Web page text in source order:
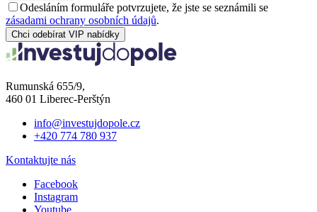
Odesláním formuláře potvrzujete, že jste se seznámili se
zásadami ochrany osobních údajů.
Chci odebírat VIP nabídky
Rumunská 655/9,
460 01 Liberec-Perštýn
info@investujdopole.cz
+420 774 780 937
Kontaktujte nás
Facebook
Instagram
Youtube